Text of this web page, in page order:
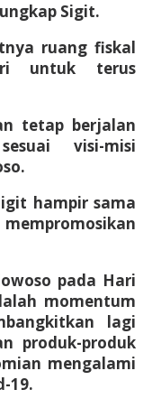
Sigit.
ruang fiskal
untuk terus
tetap berjalan
visi-misi
hampir sama
pada Hari
momentum
lagi
produk-produk
mengalami
19.